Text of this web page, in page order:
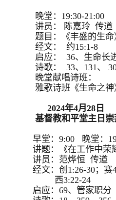
晚堂：19:30-21:00
讲员： 陈嘉玲 传道
题目：《丰盛的生命
经文： 约15:1-8
启应： 36、生命长
诗歌： 33、131、
晚堂献唱诗班：
雅歌诗班《生命之神
2024年4月28日
基督教和平堂主日崇
早堂：9:00 晚堂：
讲题：《在工作中荣
讲员：范烨恒 传道
经文：创1:26-30；赛
西3:22-24
启应：69、管家职分